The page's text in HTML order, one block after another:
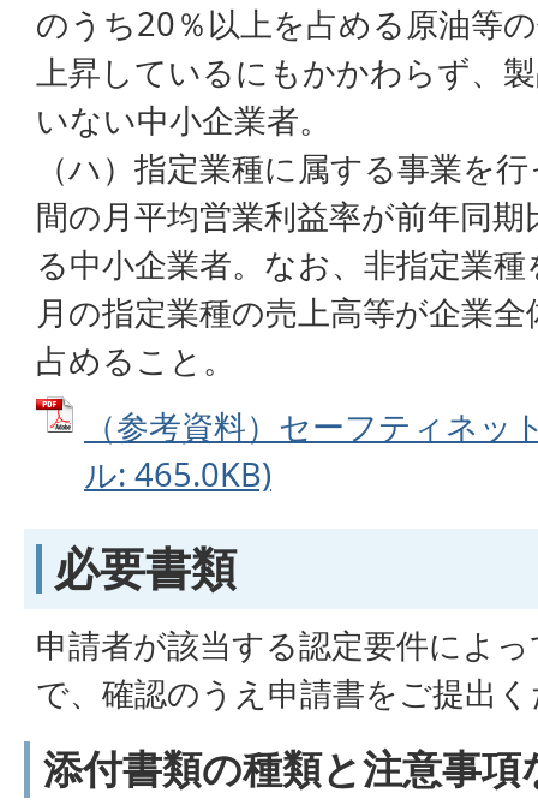
のうち20％以上を占める原油等
上昇しているにもかかわらず、
いない中小企業者。
（ハ）指定業種に属する事業を
間の月平均営業利益率が前年同
る中小企業者。なお、非指定業
月の指定業種の売上高等が企業
占めること。
（参考資料）セーフティネッ
ル: 465.0KB)
必要書類
申請者が該当する認定要件によ
で、確認のうえ申請書をご提出
添付書類の種類と注意事項